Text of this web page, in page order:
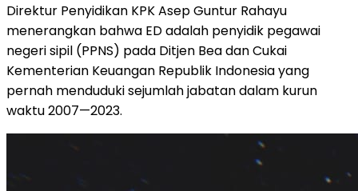
Direktur Penyidikan KPK Asep Guntur Rahayu
menerangkan bahwa ED adalah penyidik pegawai
negeri sipil (PPNS) pada Ditjen Bea dan Cukai
Kementerian Keuangan Republik Indonesia yang
pernah menduduki sejumlah jabatan dalam kurun
waktu 2007—2023.